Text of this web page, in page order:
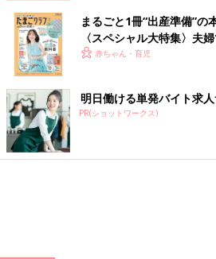
まるごと1冊“出産準備”の
〈スペシャル大特集〉夫
赤ちゃん・育児
明日働ける単発バイト求
PR(ショットワークス)